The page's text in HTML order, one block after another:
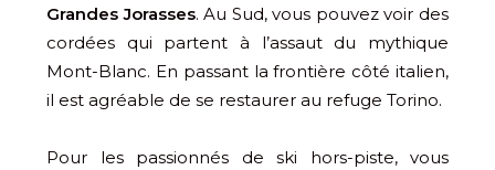
Grandes Jorasses. Au Sud, vous pouvez voir des
cordées qui partent à l’assaut du mythique
Mont-Blanc. En passant la frontière côté italien,
il est agréable de se restaurer au refuge Torino.
Pour les passionnés de ski hors-piste, vous